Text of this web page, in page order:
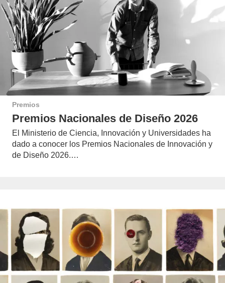
Premios
Premios Nacionales de Diseño 2026
El Ministerio de Ciencia, Innovación y Universidades ha
dado a conocer los Premios Nacionales de Innovación y
de Diseño 2026.…